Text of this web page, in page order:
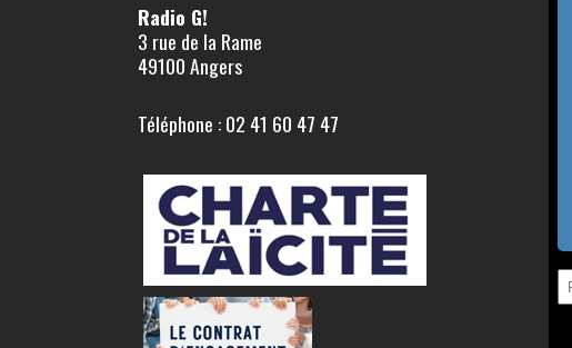
Radio G!
3 rue de la Rame
49100 Angers
Téléphone : 02 41 60 47 47